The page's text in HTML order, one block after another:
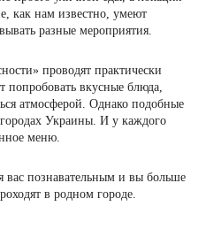
как нам известно, умеют
разные мероприятия.
проводят практически
вкусные блюда,
атмосферой. Однако подобные
Украины. И у каждого
меню.
вас познавательным и вы больше
в родном городе.